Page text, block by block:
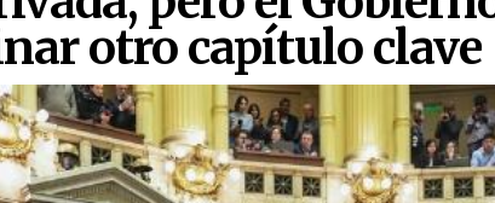
otro capítulo clave